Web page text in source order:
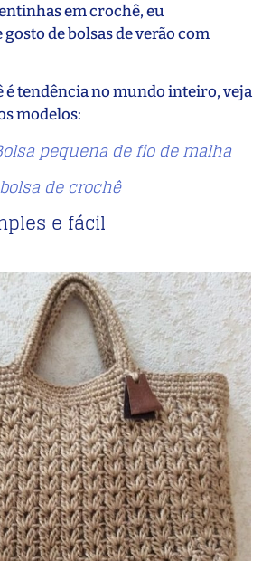
em crochê, eu
de bolsas de verão com
é tendência no mundo inteiro, veja
modelos:
pequena de fio de malha
de crochê
e fácil